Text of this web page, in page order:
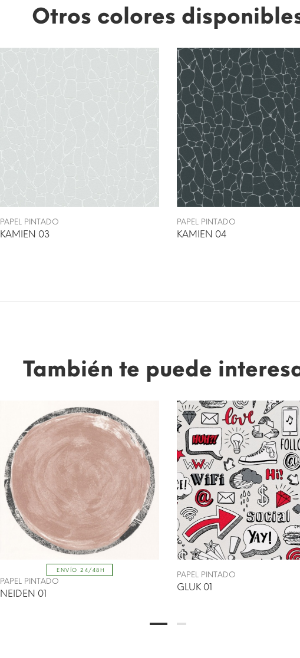
Otros colores
PAPEL PINTADO
KAMIEN 03
PAPEL PINTADO
KAMIEN 04
También te puede
ENVÍO 24/48H
PAPEL PINTADO
NEIDEN 01
PAPEL PINTADO
GLUK 01